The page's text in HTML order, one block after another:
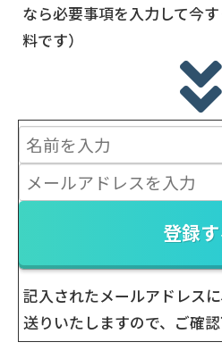
なら必要事項を入力して今
料です）
登録
記入されたメールアドレス
送りいたしますので、ご確認